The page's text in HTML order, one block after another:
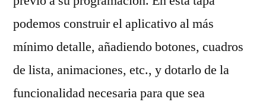
podemos construir el aplicativo al más
mínimo detalle, añadiendo botones, cuadros
de lista, animaciones, etc., y dotarlo de la
funcionalidad necesaria para que sea